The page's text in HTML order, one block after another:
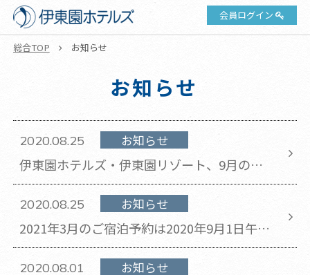
会員ログイン
総合TOP お知らせ
お知らせ
2020.08.25 お知らせ
伊東園ホテルズ・伊東園リゾート、9月の営
業日程のお知らせ(2020年8月25日更新)
2020.08.25 お知らせ
2021年3月のご宿泊予約は2020年9月1日午前
10時より開始いたします。
2020.08.01 お知らせ